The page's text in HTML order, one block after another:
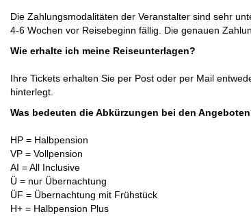
Die Zahlungsmodalitäten der Veranstalter sind sehr
4-6 Wochen vor Reisebeginn fällig. Die genauen
Wie erhalte ich meine Reiseunterlagen?
Ihre Tickets erhalten Sie per Post oder per Mail
hinterlegt.
Was bedeuten die Abkürzungen bei den
HP = Halbpension
VP = Vollpension
AI = All Inclusive
Ü = nur Übernachtung
ÜF = Übernachtung mit Frühstück
H+ = Halbpension Plus